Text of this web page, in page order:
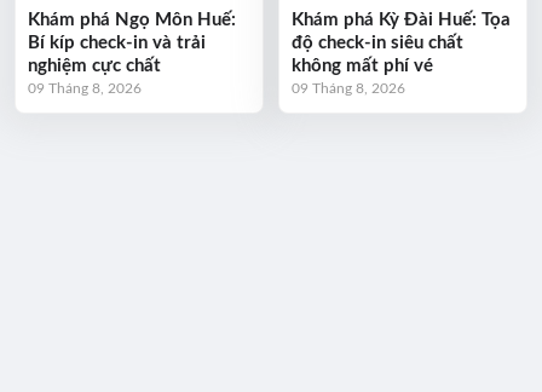
Khám phá Ngọ Môn Huế:
Bí kíp check-in và trải
nghiệm cực chất
09 Tháng 8, 2026
Khám phá Kỳ Đài Huế: Tọa
độ check-in siêu chất
không mất phí vé
09 Tháng 8, 2026